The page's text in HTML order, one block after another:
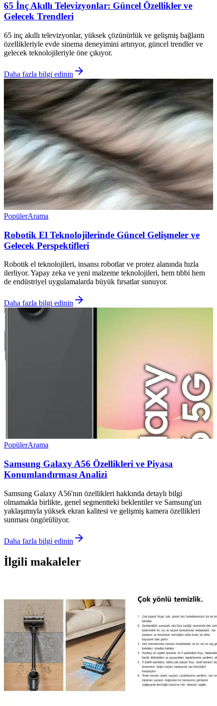
65 İnç Akıllı Televizyonlar: Güncel Özellikler ve
Gelecek Trendleri
65 inç akıllı televizyonlar, yüksek çözünürlük ve gelişmiş bağlantı
özellikleriyle evde sinema deneyimini artırıyor, güncel trendler ve
gelecek teknolojileriyle öne çıkıyor.
Daha fazla bilgi edinin
PopülerArama
Robotik El Teknolojilerinde Güncel Gelişmeler ve
Gelecek Perspektifleri
Robotik el teknolojileri, insansı robotlar ve protez alanında hızla
ilerliyor. Yapay zeka ve yeni malzeme teknolojileri, hem tıbbi hem
de endüstriyel uygulamalarda büyük fırsatlar sunuyor.
Daha fazla bilgi edinin
PopülerArama
Samsung Galaxy A56 Özellikleri ve Piyasa
Konumlandırması Analizi
Samsung Galaxy A56'nın özellikleri hakkında detaylı bilgi
olmamakla birlikte, genel segmentteki beklentiler ve Samsung'un
yaklaşımıyla yüksek ekran kalitesi ve gelişmiş kamera özellikleri
sunması öngörülüyor.
Daha fazla bilgi edinin
İlgili makaleler